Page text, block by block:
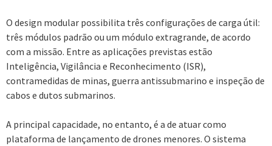
O design modular possibilita três configurações de carga útil:
três módulos padrão ou um módulo extragrande, de acordo
com a missão. Entre as aplicações previstas estão
Inteligência, Vigilância e Reconhecimento (ISR),
contramedidas de minas, guerra antissubmarino e inspeção de
cabos e dutos submarinos.
A principal capacidade, no entanto, é a de atuar como
plataforma de lançamento de drones menores. O sistema